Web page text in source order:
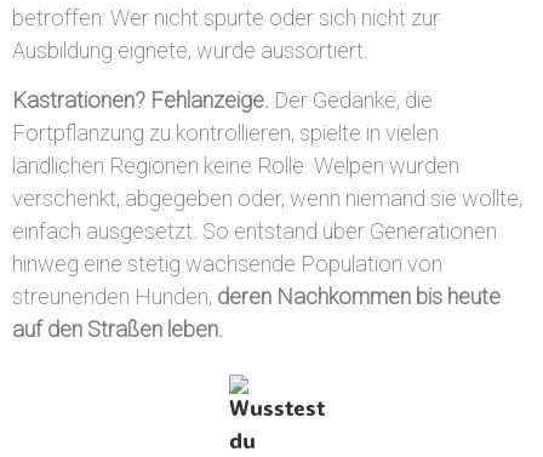
betroffen: Wer nicht spurte oder sich nicht zur
Ausbildung eignete, wurde aussortiert.
Kastrationen? Fehlanzeige. Der Gedanke, die
Fortpflanzung zu kontrollieren, spielte in vielen
ländlichen Regionen keine Rolle. Welpen wurden
verschenkt, abgegeben oder, wenn niemand sie wollte,
einfach ausgesetzt. So entstand über Generationen
hinweg eine stetig wachsende Population von
streunenden Hunden, deren Nachkommen bis heute
auf den Straßen leben.